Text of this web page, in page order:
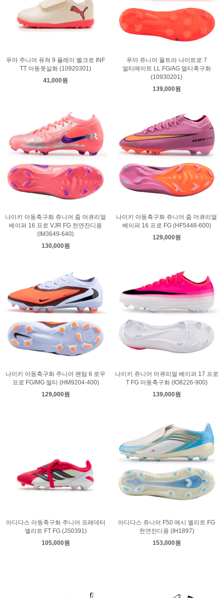
푸마 주니어 퓨쳐 9 플레이 벨크로 INF
TT 아동풋살화 (10920301)
41,000원
푸마 쥬니어 울트라 나이트로 7
얼티메이트 LL FG/AG 멀티축구화
(10930201)
139,000원
나이키 아동축구화 쥬니어 줌 머큐리얼
베이퍼 16 프로 VJR FG 천연잔디용
(IM3649-640)
130,000원
나이키 아동축구화 쥬니어 줌 머큐리얼
베이퍼 16 프로 FG (HF5448-600)
129,000원
나이키 아동축구화 주니어 팬텀 6 로우
프로 FG/MG 멀티 (HM9204-400)
129,000원
나이키 쥬니어 머큐리얼 베이퍼 17 프로
T FG 아동축구화 (IO8226-900)
139,000원
아디다스 아동축구화 주니어 프레데터
엘리트 FT FG (JS0391)
105,000원
아디다스 쥬니어 F50 메시 엘리트 FG
천연잔디용 (IH1897)
153,000원